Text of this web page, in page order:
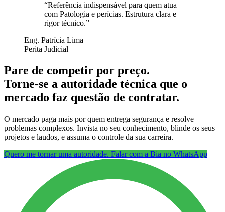
“Referência indispensável para quem atua
com Patologia e perícias. Estrutura clara e
rigor técnico.”
Eng. Patrícia Lima
Perita Judicial
Pare de competir por preço.
Torne-se a autoridade técnica que o
mercado faz questão de contratar.
O mercado paga mais por quem entrega segurança e resolve
problemas complexos. Invista no seu conhecimento, blinde os seus
projetos e laudos, e assuma o controle da sua carreira.
Quero me tornar uma autoridade. Falar com a Bia no WhatsApp